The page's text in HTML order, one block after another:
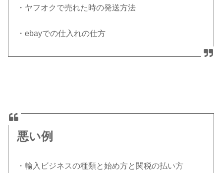
・ヤフオクで売れた時の発送方法
・ebayでの仕入れの仕方
悪い例
・輸入ビジネスの種類と始め方と関税の払い方